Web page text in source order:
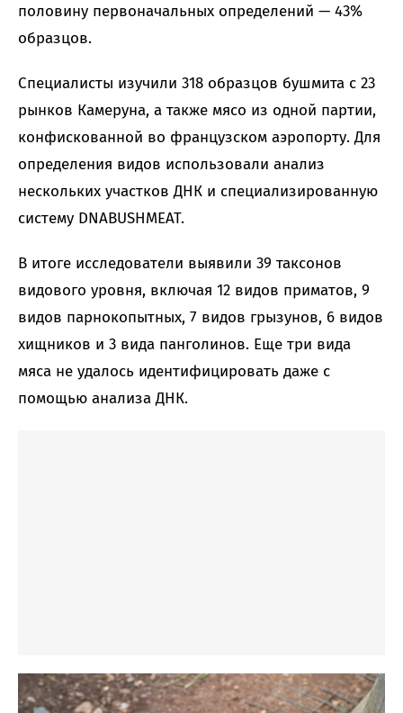
половину первоначальных определений — 43%
образцов.
Специалисты изучили 318 образцов бушмита с 23
рынков Камеруна, а также мясо из одной партии,
конфискованной во французском аэропорту. Для
определения видов использовали анализ
нескольких участков ДНК и специализированную
систему DNABUSHMEAT.
В итоге исследователи выявили 39 таксонов
видового уровня, включая 12 видов приматов, 9
видов парнокопытных, 7 видов грызунов, 6 видов
хищников и 3 вида панголинов. Еще три вида
мяса не удалось идентифицировать даже с
помощью анализа ДНК.